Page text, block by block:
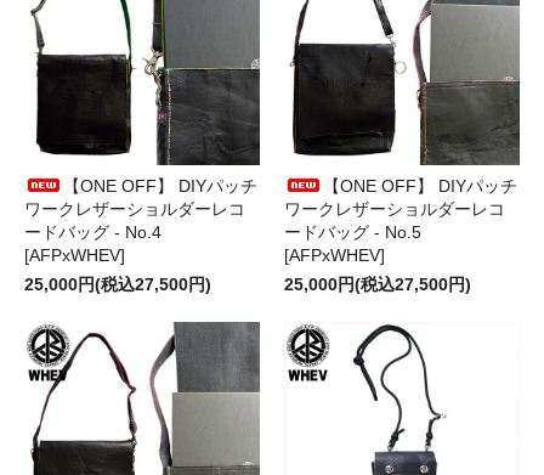
【ONE OFF】 DIYパッチ
ワークレザーショルダーレコ
ードバッグ - No.4
[AFPxWHEV]
25,000円(税込27,500円)
【ONE OFF】 DIYパッチ
ワークレザーショルダーレコ
ードバッグ - No.5
[AFPxWHEV]
25,000円(税込27,500円)